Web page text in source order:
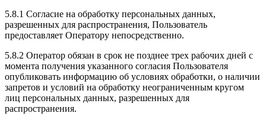
5.8.1 Согласие на обработку персональных данных,
разрешенных для распространения, Пользователь
предоставляет Оператору непосредственно.
5.8.2 Оператор обязан в срок не позднее трех рабочих дней с
момента получения указанного согласия Пользователя
опубликовать информацию об условиях обработки, о наличии
запретов и условий на обработку неограниченным кругом
лиц персональных данных, разрешенных для
распространения.